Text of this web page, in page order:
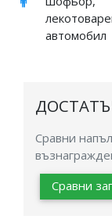
автомобил
Сравни
Сравни